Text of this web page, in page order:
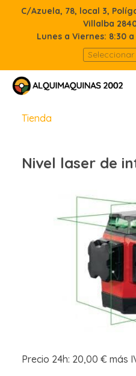
C/Azuela, 78, local 3,
Villalba
Lunes a Viernes: 8:30 a
Tienda
Nivel laser de
Precio 24h: 20,00 € más